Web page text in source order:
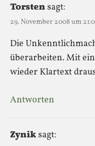
Torstensagt:
29. November 2008 um
Die
überarbeiten. Mit
wieder Klartext
Antworten
Zyniksagt: